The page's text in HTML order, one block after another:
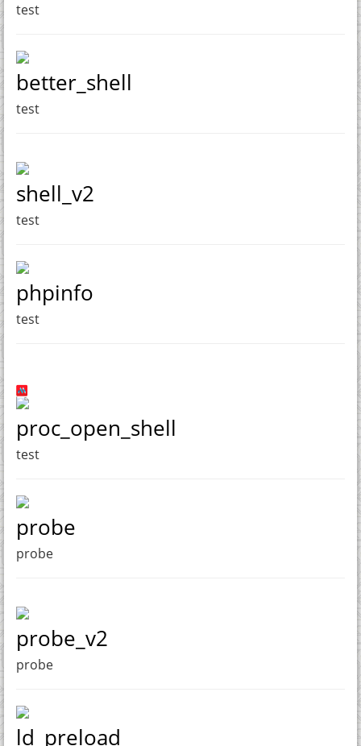
test
better_shell
test
shell_v2
test
phpinfo
test
proc_open_shell
test
probe
probe
probe_v2
probe
ld_preload